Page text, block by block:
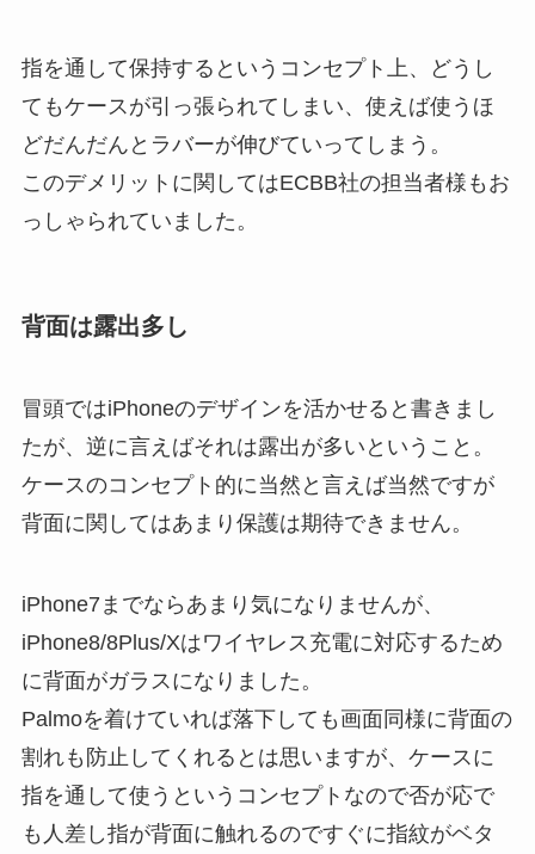
指を通して保持するというコンセプト上、どうし
てもケースが引っ張られてしまい、使えば使うほ
どだんだんとラバーが伸びていってしまう。
このデメリットに関してはECBB社の担当者様もお
っしゃられていました。
背面は露出多し
冒頭ではiPhoneのデザインを活かせると書きまし
たが、逆に言えばそれは露出が多いということ。
ケースのコンセプト的に当然と言えば当然ですが
背面に関してはあまり保護は期待できません。
iPhone7までならあまり気になりませんが、
iPhone8/8Plus/Xはワイヤレス充電に対応するため
に背面がガラスになりました。
Palmoを着けていれば落下しても画面同様に背面の
割れも防止してくれるとは思いますが、ケースに
指を通して使うというコンセプトなので否が応で
も人差し指が背面に触れるのですぐに指紋がベタ